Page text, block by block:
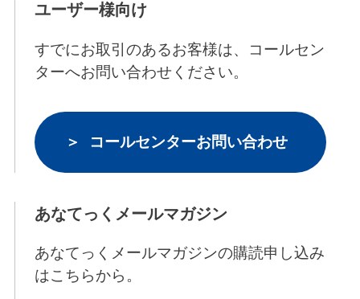
ユーザー様向け
すでにお取引のあるお客様は、コールセン
ターへお問い合わせください。
コールセンターお問い合わせ
あなてっくメールマガジン
あなてっくメールマガジンの購読申し込み
はこちらから。